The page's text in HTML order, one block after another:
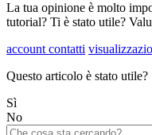
La tua opinione è molto
tutorial? Ti è stato utile?
account contatti
Questo articolo è stato utile?
Sì
No